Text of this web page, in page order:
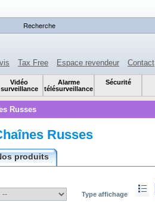
Tax Free Espace revendeur Contact
Vidéo
surveillance
Alarme
télésurveillance
Sécurité
Russes
Russes
produits
Type affichage